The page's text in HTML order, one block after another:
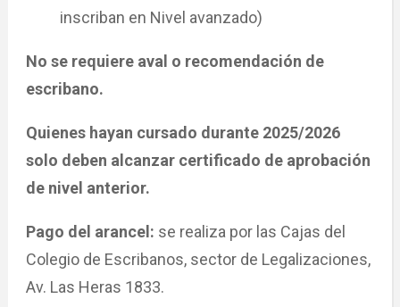
inscriban en Nivel avanzado)
No se requiere aval o recomendación de
escribano.
Quienes hayan cursado durante 2025/2026
solo deben alcanzar certificado de aprobación
de nivel anterior.
Pago del arancel: se realiza por las Cajas del
Colegio de Escribanos, sector de Legalizaciones,
Av. Las Heras 1833.